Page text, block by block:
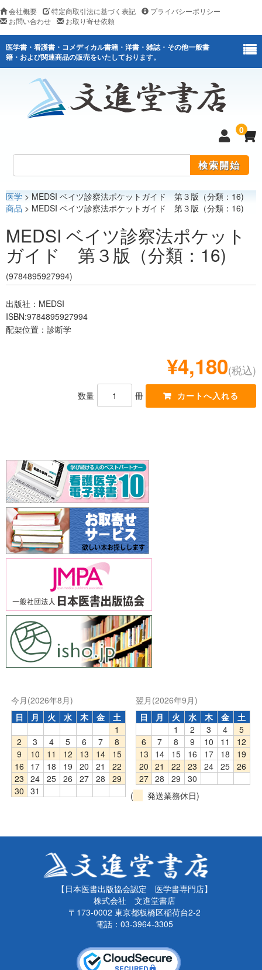
会社概要 特定商取引法に基づく表記
プライバシーポリシー
お問い合わせ
お取り寄せ依頼
医学書・看護書・コメディカル書籍・洋書・雑誌・その他一般書
籍・および関連商品の販売をいたしております。
0
医学
医薬関連
レジデント
医学 > MEDSI ベイツ診察法ポケットガイド 第３版（分類：16)
商品 > MEDSI ベイツ診察法ポケットガイド 第３版（分類：16)
MEDSI ベイツ診察法ポケット
ガイド 第３版（分類：16)
(9784895927994)
出版社：MEDSI
ISBN:9784895927994
配架位置：診断学
¥4,180(税込)
数量 冊
今月(2026年8月)
日
月 火 水 木 金
土
1
2
3 4 5 6 7
8
9
10 11 12 13 14
15
16
17 18 19 20 21
22
23
24 25 26 27 28
29
30
31
翌月(2026年9月)
日
月 火 水 木 金
土
1
2 3 4
5
6
7 8 9 10 11
12
13
14 15 16 17 18
19
20
21 22 23 24 25
26
27 28 29
30
(
発送業務休日)
【日本医書出版協会認定 医学書専門店】
株式会社 文進堂書店
〒173-0002 東京都板橋区稲荷台2-2
電話：03-3964-3305